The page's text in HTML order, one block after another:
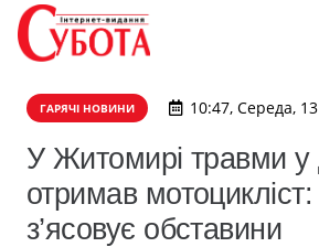
ГАРЯЧІ НОВИНИ 10:47, Середа,
У Житомирі травми
отримав мотоцикліст:
з’ясовує обставини